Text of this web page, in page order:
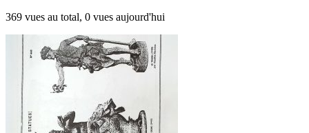
369 vues au total, 0 vues aujourd'hui